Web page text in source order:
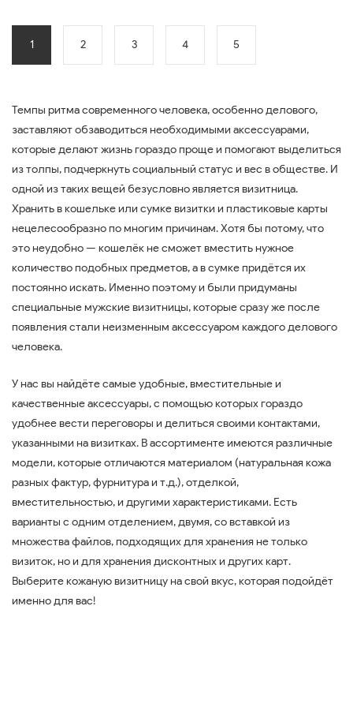
1 2 3 4 5
Темпы ритма современного человека, особенно делового,
заставляют обзаводиться необходимыми аксессуарами,
которые делают жизнь гораздо проще и помогают выделиться
из толпы, подчеркнуть социальный статус и вес в обществе. И
одной из таких вещей безусловно является визитница.
Хранить в кошельке или сумке визитки и пластиковые карты
нецелесообразно по многим причинам. Хотя бы потому, что
это неудобно — кошелёк не сможет вместить нужное
количество подобных предметов, а в сумке придётся их
постоянно искать. Именно поэтому и были придуманы
специальные мужские визитницы, которые сразу же после
появления стали неизменным аксессуаром каждого делового
человека.
У нас вы найдёте самые удобные, вместительные и
качественные аксессуары, с помощью которых гораздо
удобнее вести переговоры и делиться своими контактами,
указанными на визитках. В ассортименте имеются различные
модели, которые отличаются материалом (натуральная кожа
разных фактур, фурнитура и т.д.), отделкой,
вместительностью, и другими характеристиками. Есть
варианты с одним отделением, двумя, со вставкой из
множества файлов, подходящих для хранения не только
визиток, но и для хранения дисконтных и других карт.
Выберите кожаную визитницу на свой вкус, которая подойдёт
именно для вас!